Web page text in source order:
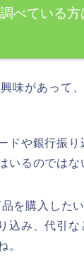
べている方
味があって
ドや銀行振り
いるのではな
を購入した
込み、代引な
。